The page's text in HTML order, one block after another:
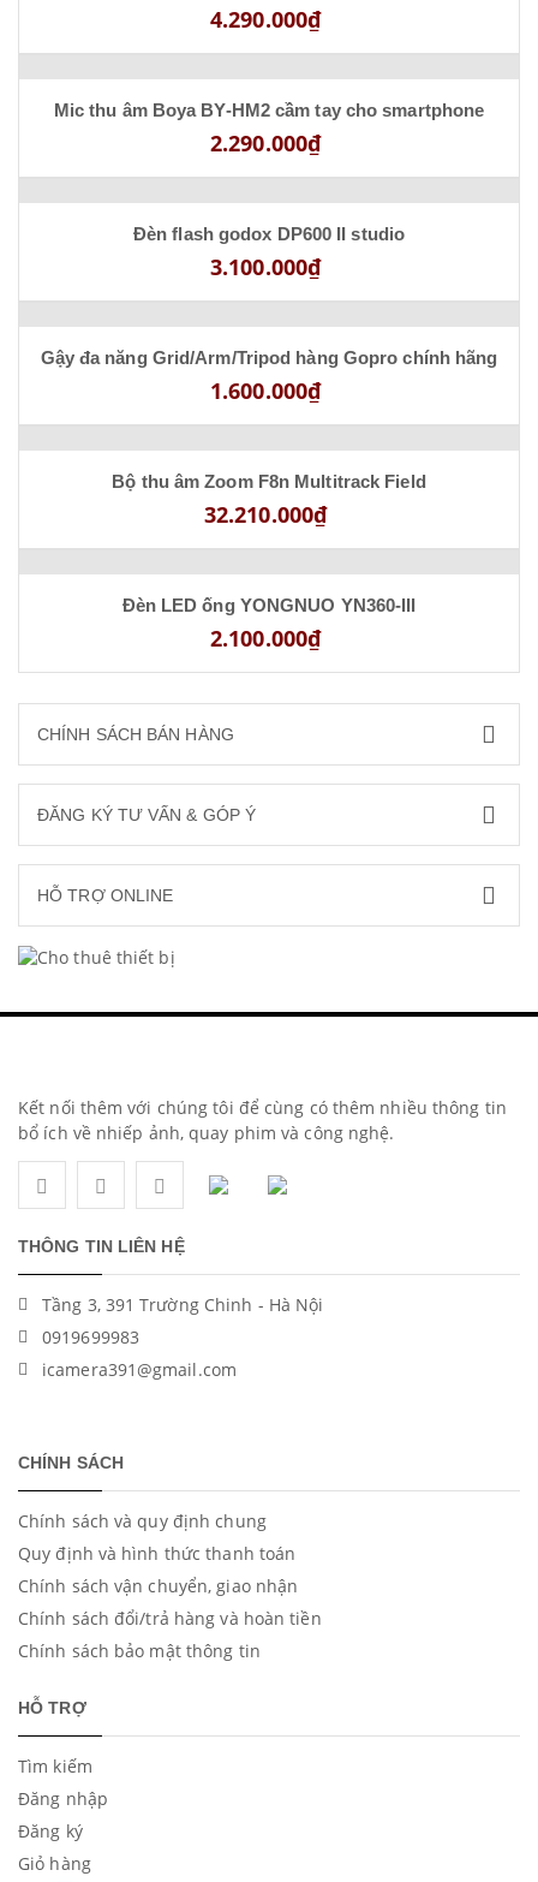
4.290.000₫
Mic thu âm Boya BY-HM2 cầm tay cho smartphone
2.290.000₫
Đèn flash godox DP600 II studio
3.100.000₫
Gậy đa năng Grid/Arm/Tripod hàng Gopro chính hãng
1.600.000₫
Bộ thu âm Zoom F8n Multitrack Field
32.210.000₫
Đèn LED ống YONGNUO YN360-III
2.100.000₫
CHÍNH SÁCH BÁN HÀNG
ĐĂNG KÝ TƯ VẤN & GÓP Ý
HỖ TRỢ ONLINE
Kết nối thêm với chúng tôi để cùng có thêm nhiều thông tin
bổ ích về nhiếp ảnh, quay phim và công nghệ.
THÔNG TIN LIÊN HỆ
Tầng 3, 391 Trường Chinh - Hà Nội
0919699983
icamera391@gmail.com
CHÍNH SÁCH
Chính sách và quy định chung
Quy định và hình thức thanh toán
Chính sách vận chuyển, giao nhận
Chính sách đổi/trả hàng và hoàn tiền
Chính sách bảo mật thông tin
HỖ TRỢ
Tìm kiếm
Đăng nhập
Đăng ký
Giỏ hàng